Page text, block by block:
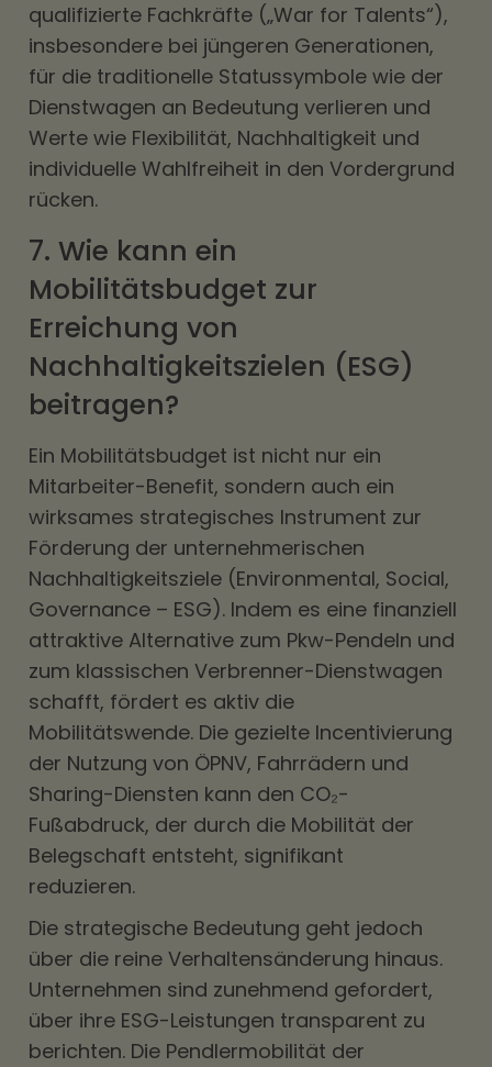
qualifizierte Fachkräfte („War for Talents“),
insbesondere bei jüngeren Generationen,
für die traditionelle Statussymbole wie der
Dienstwagen an Bedeutung verlieren und
Werte wie Flexibilität, Nachhaltigkeit und
individuelle Wahlfreiheit in den Vordergrund
rücken.
7. Wie kann ein
Mobilitätsbudget zur
Erreichung von
Nachhaltigkeitszielen (ESG)
beitragen?
Ein Mobilitätsbudget ist nicht nur ein
Mitarbeiter-Benefit, sondern auch ein
wirksames strategisches Instrument zur
Förderung der unternehmerischen
Nachhaltigkeitsziele (Environmental, Social,
Governance – ESG). Indem es eine finanziell
attraktive Alternative zum Pkw-Pendeln und
zum klassischen Verbrenner-Dienstwagen
schafft, fördert es aktiv die
Mobilitätswende. Die gezielte Incentivierung
der Nutzung von ÖPNV, Fahrrädern und
Sharing-Diensten kann den CO₂-
Fußabdruck, der durch die Mobilität der
Belegschaft entsteht, signifikant
reduzieren.
Die strategische Bedeutung geht jedoch
über die reine Verhaltensänderung hinaus.
Unternehmen sind zunehmend gefordert,
über ihre ESG-Leistungen transparent zu
berichten. Die Pendlermobilität der